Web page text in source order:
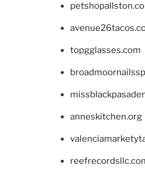
topgglasses.com
anneskitchen.org